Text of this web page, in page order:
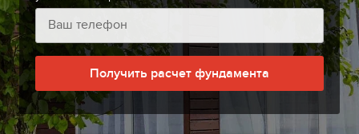
Получить расчет фундамента